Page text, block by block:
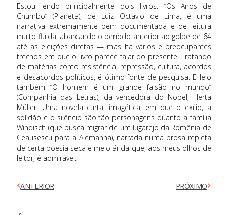
Estou lendo principalmente dois livros. “Os Anos de
Chumbo” (Planeta), de Luiz Octavio de Lima, é uma
narrativa extremamente bem documentada e de leitura
muito fluida, abarcando o período anterior ao golpe de 64
até as eleições diretas — mas há vários e preocupantes
trechos em que o livro parece falar do presente. Tratando
de matérias como resistência, repressão, cultura, acordos
e desacordos políticos, é ótimo fonte de pesquisa. E leio
também “O homem é um grande faisão no mundo”
(Companhia das Letras), da vencedora do Nobel, Herta
Müller. Uma novela curta, imagética, em que o exílio, a
solidão e o silêncio são tão personagens quanto a família
Windisch (que busca migrar de um lugarejo da Romênia de
Ceausescu para a Alemanha), narrada numa prosa repleta
de certa poesia seca e meio árida que, aos meus olhos de
leitor, é admirável.
ANTERIOR PRÓXIMO